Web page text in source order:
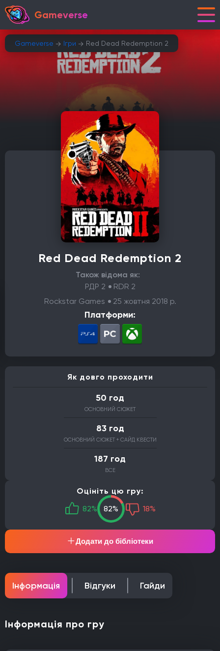
Gameverse
Gameverse Ігри Red Dead Redemption 2
Red Dead Redemption 2
Також відома як:
РДР 2
RDR 2
Rockstar Games
25 жовтня 2018 р.
Платформи:
Як довго проходити
50 год
ОСНОВНИЙ СЮЖЕТ
83 год
ОСНОВНИЙ СЮЖЕТ + САЙД КВЕСТИ
187 год
ВСЕ
Оцініть цю гру:
82%
82% 18%
Додати до бібліотеки
Інформація Відгуки Гайди
Інформація про гру